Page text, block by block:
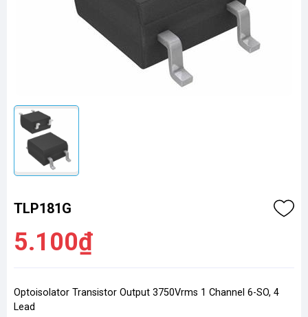
TLP181G
5.100₫
Optoisolator Transistor Output 3750Vrms 1 Channel 6-SO, 4
Lead